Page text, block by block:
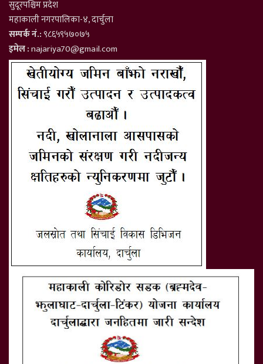
सुदूरपश्चिम प्रदेश
महाकाली नगरपालिका-४, दार्चुला
सम्पर्क नं.:९८६५९५७०७५
इमेल :najariya70@gmail.com